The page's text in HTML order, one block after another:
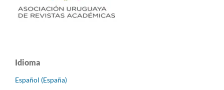
Idioma
Español (España)